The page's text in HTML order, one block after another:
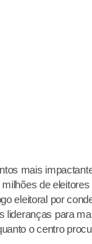
mais
de
eleitoral por
lideranças para
o centro